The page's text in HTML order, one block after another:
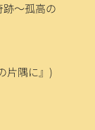
～孤高の
片隅に』)